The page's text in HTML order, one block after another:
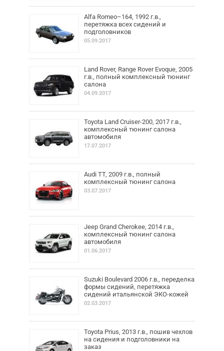
Alfa Romeo–164, 1992 г.в.,
перетяжка всех сидений и
подголовников
05.09.2017
Land Rover, Range Rover Evoque, 2005
г.в., полный комплексный тюнинг
салона
04.09.2017
Toyota Land Cruiser-200, 2017 г.в.,
комплексный тюнинг салона
автомобиля
17.07.2017
Audi TT, 2009 г.в., полный
комплексный тюнинг салона
03.07.2017
Jeep Grand Cherokee, 2014 г.в.,
комплексный тюнинг салона
автомобиля
01.06.2017
Suzuki Boulevard 2006 г.в., переделка
формы сидений, перетяжка
сидений итальянской ЭКО-кожей
02.03.2017
Toyota Prius, 2013 г.в., пошив чехлов
на сидения и подголовники на
заказ